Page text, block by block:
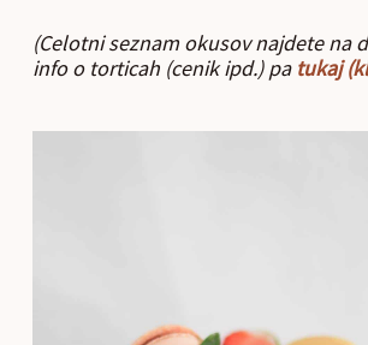
(Celotni seznam okusov najdete na
info o torticah (cenik ipd.) pa tukaj